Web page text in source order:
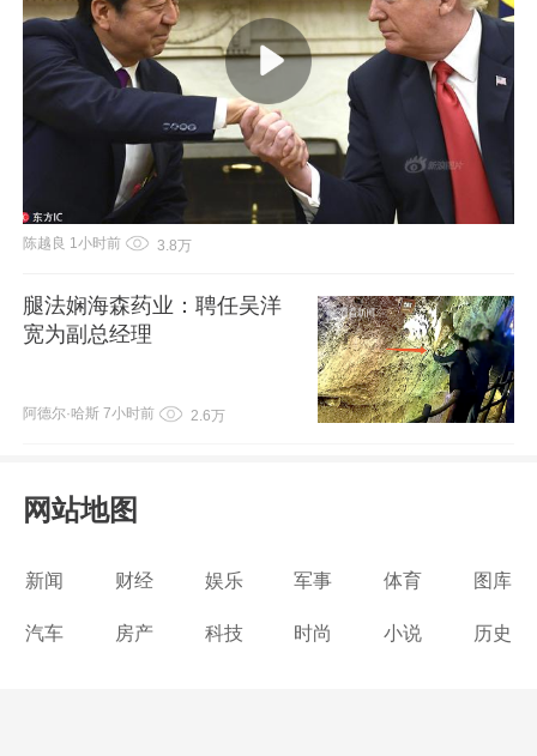
陈越良 1小时前 3.8万
腿法娴海森药业：聘任吴洋
宽为副总经理
阿德尔·哈斯 7小时前 2.6万
网站地图
新闻 财经 娱乐 军事 体育 图库
汽车 房产 科技 时尚 小说 历史